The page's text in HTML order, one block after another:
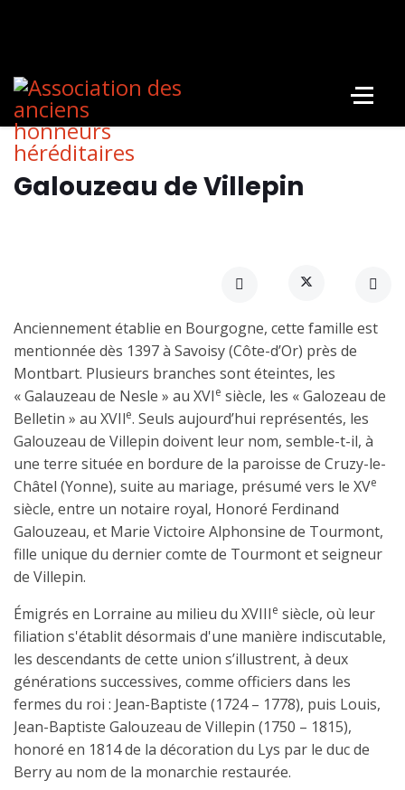
Galouzeau de Villepin
Anciennement établie en Bourgogne, cette famille est
mentionnée dès 1397 à Savoisy (Côte-d’Or) près de
Montbart. Plusieurs branches sont éteintes, les
« Galauzeau de Nesle » au XVIe siècle, les « Galozeau de
Belletin » au XVIle. Seuls aujourd’hui représentés, les
Galouzeau de Villepin doivent leur nom, semble-t-il, à
une terre située en bordure de la paroisse de Cruzy-le-
Châtel (Yonne), suite au mariage, présumé vers le XVe
siècle, entre un notaire royal, Honoré Ferdinand
Galouzeau, et Marie Victoire Alphonsine de Tourmont,
fille unique du dernier comte de Tourmont et seigneur
de Villepin.
Émigrés en Lorraine au milieu du XVIIIe siècle, où leur
filiation s'établit désormais d'une manière indiscutable,
les descendants de cette union s’illustrent, à deux
générations successives, comme officiers dans les
fermes du roi : Jean-Baptiste (1724 – 1778), puis Louis,
Jean-Baptiste Galouzeau de Villepin (1750 – 1815),
honoré en 1814 de la décoration du Lys par le duc de
Berry au nom de la monarchie restaurée.